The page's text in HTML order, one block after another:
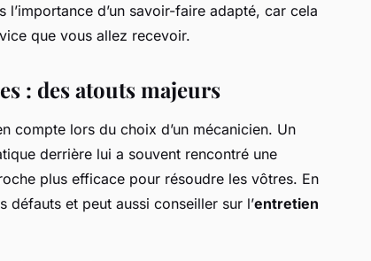
d’un savoir-faire adapté, car cela
que vous allez recevoir.
: des atouts majeurs
compte lors du choix d’un mécanicien. Un
derrière lui a souvent rencontré une
plus efficace pour résoudre les vôtres. En
et peut aussi conseiller sur l’entretien